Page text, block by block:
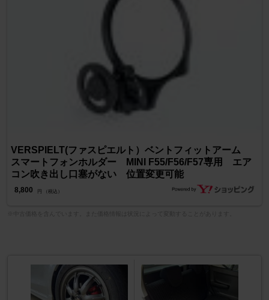
VERSPIELT(ファスピエルト）ベントフィットアーム
スマートフォンホルダー MINI F55/F56/F57専用 エア
コン吹き出し口塞がない 位置変更可能
8,800 円 （税込）